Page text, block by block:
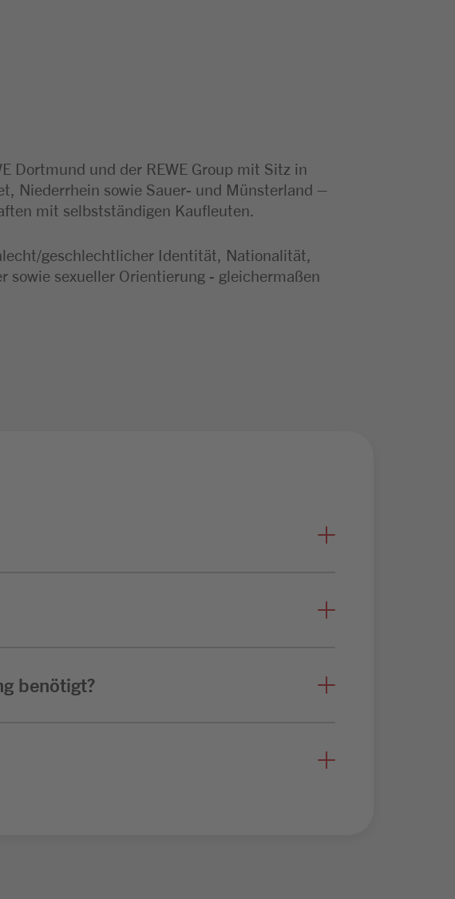
Dortmund und der REWE Group mit Sitz in
Niederrhein sowie Sauer- und Münsterland –
mit selbstständigen Kaufleuten.
geschlechtlicher Identität, Nationalität,
sexueller Orientierung - gleichermaßen
benötigt?